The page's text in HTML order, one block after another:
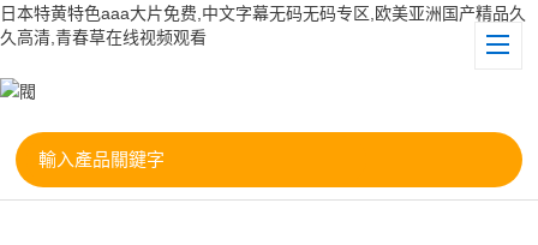
日本特黄特色aaa大片免费,中文字幕无码无码专区,欧美亚洲国产精品久
久高清,青春草在线视频观看